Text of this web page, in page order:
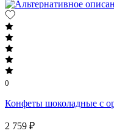
0
Конфеты шоколадные с
2 759 ₽